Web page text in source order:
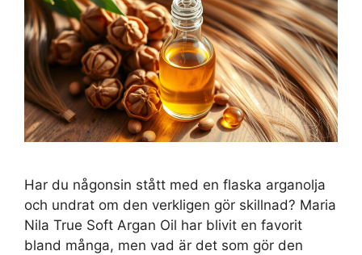
Har du någonsin stått med en flaska arganolja
och undrat om den verkligen gör skillnad? Maria
Nila True Soft Argan Oil har blivit en favorit
bland många, men vad är det som gör den